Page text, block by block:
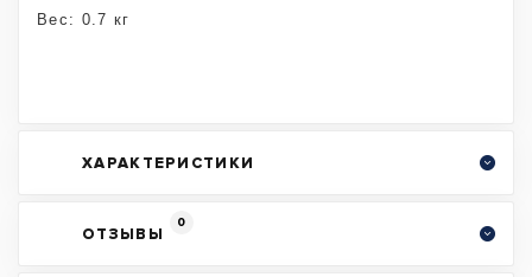
Вес: 0.7 кг
ХАРАКТЕРИСТИКИ
ОТЗЫВЫ
0